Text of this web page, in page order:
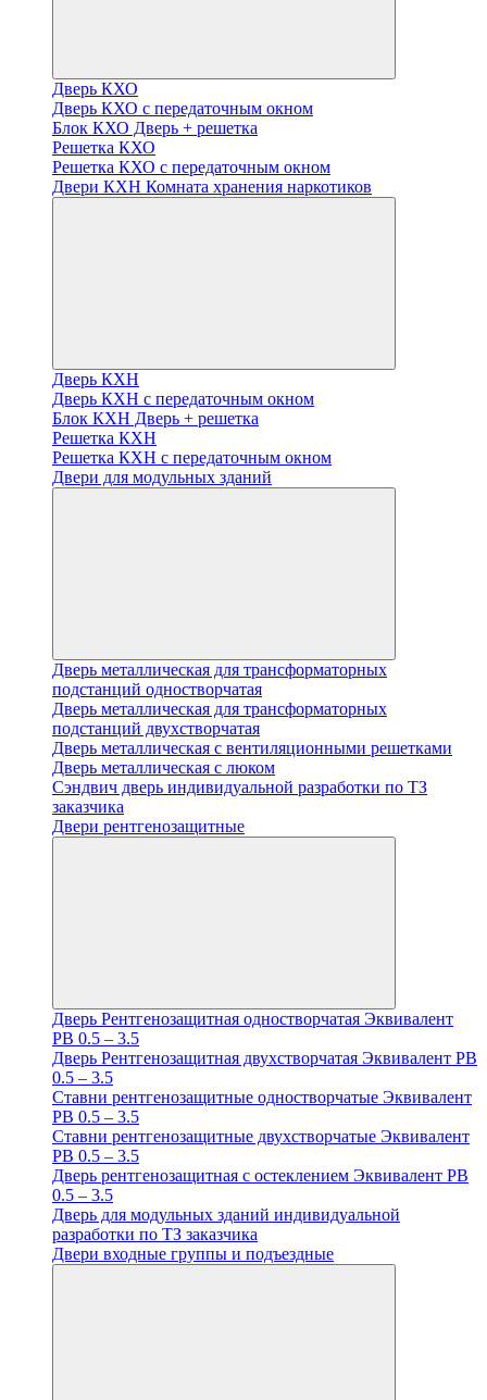
Дверь КХО
Дверь КХО с передаточным окном
Блок КХО Дверь + решетка
Решетка КХО
Решетка КХО с передаточным окном
Двери КХН Комната хранения наркотиков
Дверь КХН
Дверь КХН с передаточным окном
Блок КХН Дверь + решетка
Решетка КХН
Решетка КХН с передаточным окном
Двери для модульных зданий
Дверь металлическая для трансформаторных
подстанций одностворчатая
Дверь металлическая для трансформаторных
подстанций двухстворчатая
Дверь металлическая с вентиляционными решетками
Дверь металлическая с люком
Cэндвич дверь индивидуальной разработки по ТЗ
заказчика
Двери рентгенозащитные
Дверь Рентгенозащитная одностворчатая Эквивалент
PB 0.5 – 3.5
Дверь Рентгенозащитная двухстворчатая Эквивалент PB
0.5 – 3.5
Ставни рентгенозащитные одностворчатые Эквивалент
PB 0.5 – 3.5
Ставни рентгенозащитные двухстворчатые Эквивалент
PB 0.5 – 3.5
Дверь рентгенозащитная с остеклением Эквивалент PB
0.5 – 3.5
Дверь для модульных зданий индивидуальной
разработки по ТЗ заказчика
Двери входные группы и подъездные